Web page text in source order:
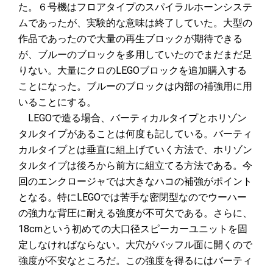
た。６号機はフロアタイプのスパイラルホーンシステ
ムであったが、実験的な意味は終了していた。大型の
作品であったので大量の再生ブロックが期待できる
が、ブルーのブロックを多用していたのでまだまだ足
りない。大量にクロのLEGOブロックを追加購入する
ことになった。ブルーのブロックは内部の補強用に用
いることにする。
LEGOで造る場合、バーティカルタイプとホリゾン
タルタイプがあることは何度も記している。バーティ
カルタイプとは垂直に組上げていく方法で、ホリゾン
タルタイプは後ろから前方に組立てる方法である。今
回のエンクロージャでは大きなハコの補強がポイント
となる。特にLEGOでは苦手な密閉型なのでウーハー
の強力な背圧に耐える強度が不可欠である。さらに、
18cmという初めての大口径スピーカーユニットを固
定しなければならない。大穴がバッフル面に開くので
強度が不安なところだ。この強度を得るにはバーティ